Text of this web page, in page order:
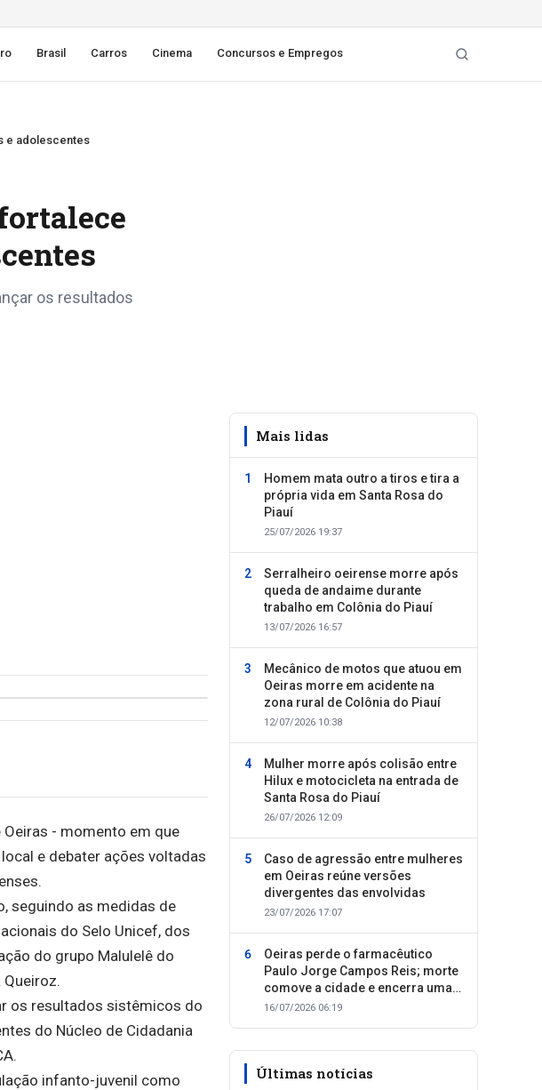
Brasil Carros Cinema Concursos e Empregos
e adolescentes
os resultados
- momento em que
e debater ações voltadas
seguindo as medidas de
do Selo Unicef, dos
do grupo Malulelê do
os resultados sistêmicos do
do Núcleo de Cidadania
infanto-juvenil como
Mais lidas
Homem mata outro a tiros e tira a
própria vida em Santa Rosa do
Piauí
25/07/2026 19:37
Serralheiro oeirense morre após
queda de andaime durante
trabalho em Colônia do Piauí
13/07/2026 16:57
Mecânico de motos que atuou em
Oeiras morre em acidente na
zona rural de Colônia do Piauí
12/07/2026 10:38
Mulher morre após colisão entre
Hilux e motocicleta na entrada de
Santa Rosa do Piauí
26/07/2026 12:09
Caso de agressão entre mulheres
em Oeiras reúne versões
divergentes das envolvidas
23/07/2026 17:07
Oeiras perde o farmacêutico
Paulo Jorge Campos Reis; morte
comove a cidade e encerra uma
trajetória dedicada ao cuidado
16/07/2026 06:19
Últimas notícias